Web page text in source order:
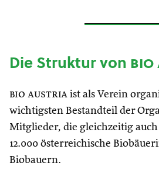
Die Struktur von
bio austria ist als Verein
wichtigsten Bestandteil der
Mitglieder, die gleichzeitig
12.000 österreichische
Biobauern.